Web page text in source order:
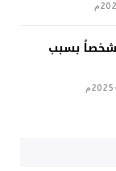
فقدان الجنسية من 13 شخصاً بسبب